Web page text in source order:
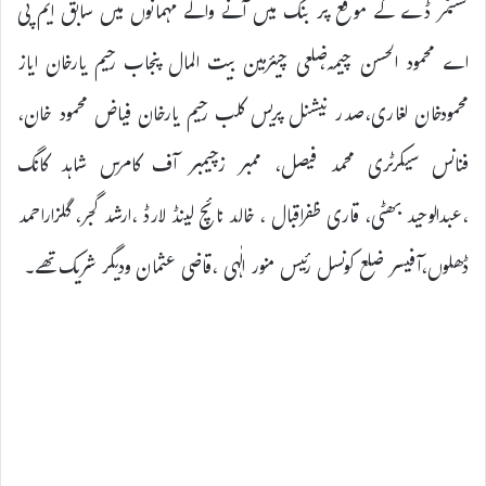
کسٹمر ڈے کے موقع پر بنک میں آنے والے مہمانوں میں سابق ایم پی
اے محمود الحسن چیمہ،ضلعی چیئرمین بیت المال پنجاب رحیم یارخان ایاز
محمودخان لغاری،صدر نیشنل پریس کلب رحیم یارخان فیاض محمود خان،
فنانس سیکرٹری محمد فیصل، ممبر زچیمبر آف کامرس شاہد کانگ
،عبدالوحید بھٹی، قاری ظفراقبال ، خالد نائچ لینڈ لارڈ ،ارشد گجر، گلزاراحمد
ڈھلوں،آفیسر ضلع کونسل رئیس منور الٰہی ،قاضی عثمان ودیگر شریک تھے۔